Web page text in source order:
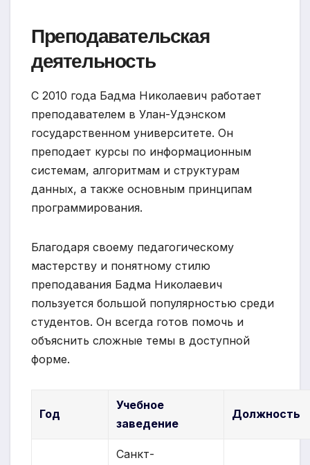
Преподавательская
деятельность
С 2010 года Бадма Николаевич работает
преподавателем в Улан-Удэнском
государственном университете. Он
преподает курсы по информационным
системам, алгоритмам и структурам
данных, а также основным принципам
программирования.
Благодаря своему педагогическому
мастерству и понятному стилю
преподавания Бадма Николаевич
пользуется большой популярностью среди
студентов. Он всегда готов помочь и
объяснить сложные темы в доступной
форме.
Год
Учебное
заведение
Должность
Санкт-